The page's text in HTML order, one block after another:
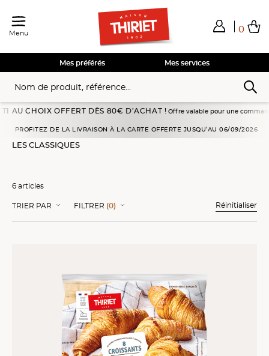
Menu 0
Total de mes achats
Voir mon panier
Voir mon panier
Voir mon panier
Voir mon panier
Mes services
Mes préférés
OFFERT DÈS 80€ D’ACHAT !Offre valable pour une commande
PROFITEZ DE LA LIVRAISON À LA CARTE OFFERTE JUSQU’AU 06/09/2026
LES CLASSIQUES
6 articles
TRIER PAR FILTRER (0) Réinitialiser